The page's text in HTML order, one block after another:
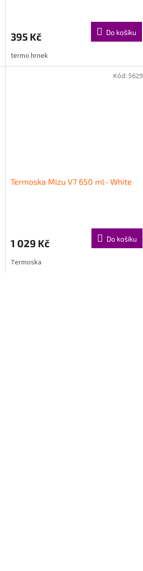
395 Kč Do košíku
termo hrnek
Termoska Mizu V7 650 ml- White
1 029 Kč Do košíku
Termoska
Kód: 5629